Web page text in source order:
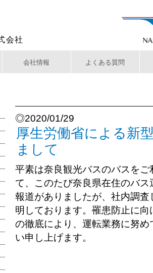
会社
会社情報 よくある質問
◎2020/01/29
厚生労働省による新
まして
平素は奈良観光バスのバスを
て、このたび奈良県在住のバ
報道がありましたが、社内調
明しております。罹患防止に
の徹底により、運転業務に努
い申し上